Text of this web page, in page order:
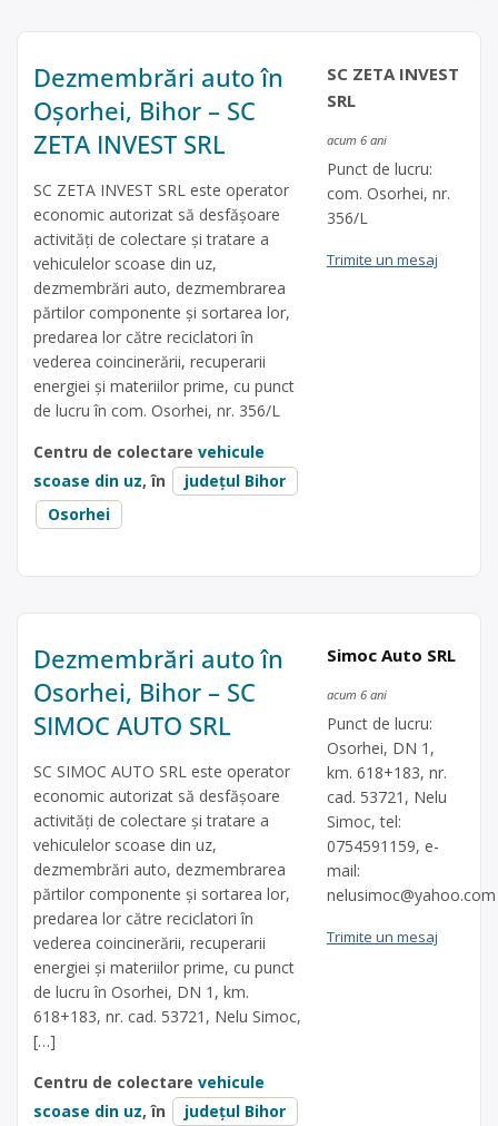
Dezmembrări auto în
Oșorhei, Bihor – SC
ZETA INVEST SRL
SC ZETA INVEST SRL este operator
economic autorizat să desfăşoare
activităţi de colectare şi tratare a
vehiculelor scoase din uz,
dezmembrări auto, dezmembrarea
părtilor componente și sortarea lor,
predarea lor către reciclatori în
vederea coincinerării, recuperarii
energiei și materiilor prime, cu punct
de lucru în com. Osorhei, nr. 356/L
Centru de colectare vehicule
scoase din uz, în
județul Bihor
Osorhei
SC ZETA INVEST
SRL
acum 6 ani
Punct de lucru:
com. Osorhei, nr.
356/L
Trimite un mesaj
Dezmembrări auto în
Osorhei, Bihor – SC
SIMOC AUTO SRL
SC SIMOC AUTO SRL este operator
economic autorizat să desfăşoare
activităţi de colectare şi tratare a
vehiculelor scoase din uz,
dezmembrări auto, dezmembrarea
părtilor componente și sortarea lor,
predarea lor către reciclatori în
vederea coincinerării, recuperarii
energiei și materiilor prime, cu punct
de lucru în Osorhei, DN 1, km.
618+183, nr. cad. 53721, Nelu Simoc,
[…]
Centru de colectare vehicule
scoase din uz, în
județul Bihor
Simoc Auto SRL
acum 6 ani
Punct de lucru:
Osorhei, DN 1,
km. 618+183, nr.
cad. 53721, Nelu
Simoc, tel:
0754591159, e-
mail:
nelusimoc@yahoo.com
Trimite un mesaj